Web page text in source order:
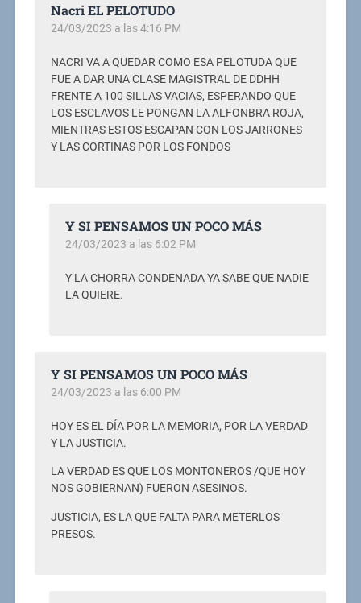
Nacri EL PELOTUDO
24/03/2023 a las 4:16 PM
NACRI VA A QUEDAR COMO ESA PELOTUDA QUE
FUE A DAR UNA CLASE MAGISTRAL DE DDHH
FRENTE A 100 SILLAS VACIAS, ESPERANDO QUE
LOS ESCLAVOS LE PONGAN LA ALFONBRA ROJA,
MIENTRAS ESTOS ESCAPAN CON LOS JARRONES
Y LAS CORTINAS POR LOS FONDOS
Y SI PENSAMOS UN POCO MÁS
24/03/2023 a las 6:02 PM
Y LA CHORRA CONDENADA YA SABE QUE NADIE
LA QUIERE.
Y SI PENSAMOS UN POCO MÁS
24/03/2023 a las 6:00 PM
HOY ES EL DÍA POR LA MEMORIA, POR LA VERDAD
Y LA JUSTICIA.
LA VERDAD ES QUE LOS MONTONEROS /QUE HOY
NOS GOBIERNAN) FUERON ASESINOS.
JUSTICIA, ES LA QUE FALTA PARA METERLOS
PRESOS.